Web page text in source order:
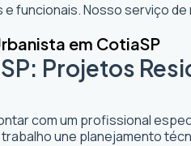
funcionais. Nosso serviço
em CotiaSP
Projetos
com um profissional
une planejamento